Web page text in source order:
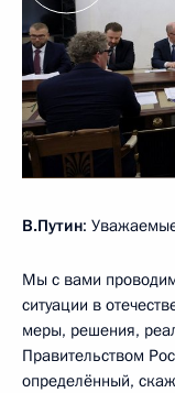
В.Путин:
Мы с вами
ситуации в
меры, решения,
Правительством
определённый,